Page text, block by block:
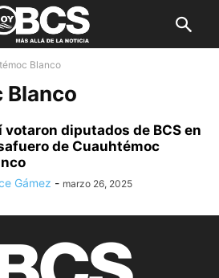
Blanco
Blanco
votaron diputados de BCS en
de Cuauhtémoc
Gámez - marzo 26, 2025